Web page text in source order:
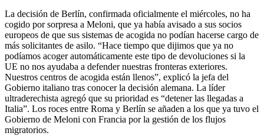
La decisión de Berlín, confirmada oficialmente el miércoles, no ha
cogido por sorpresa a Meloni, que ya había avisado a sus socios
europeos de que sus sistemas de acogida no podían hacerse cargo de
más solicitantes de asilo. “Hace tiempo que dijimos que ya no
podíamos acoger automáticamente este tipo de devoluciones si la
UE no nos ayudaba a defender nuestras fronteras exteriores.
Nuestros centros de acogida están llenos”, explicó la jefa del
Gobierno italiano tras conocer la decisión alemana. La líder
ultraderechista agregó que su prioridad es “detener las llegadas a
Italia”. Los roces entre Roma y Berlín se añaden a los que ya tuvo el
Gobierno de Meloni con Francia por la gestión de los flujos
migratorios.